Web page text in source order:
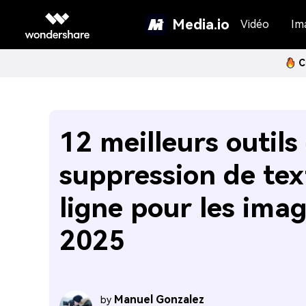
Media.io Vidéo
12 meilleurs outils
suppression de
ligne pour les
2025
by Manuel Gonzalez